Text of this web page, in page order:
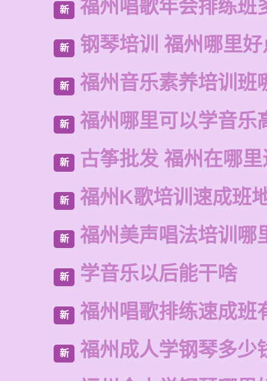
新 福州唱歌年会排练班
新 钢琴培训 福州哪里
新 福州音乐素养培训班
新 福州哪里可以学音乐
新 古筝批发 福州在哪
新 福州K歌培训速成班
新 福州美声唱法培训哪
新 学音乐以后能干啥
新 福州唱歌排练速成班
新
福州成人学钢琴多少